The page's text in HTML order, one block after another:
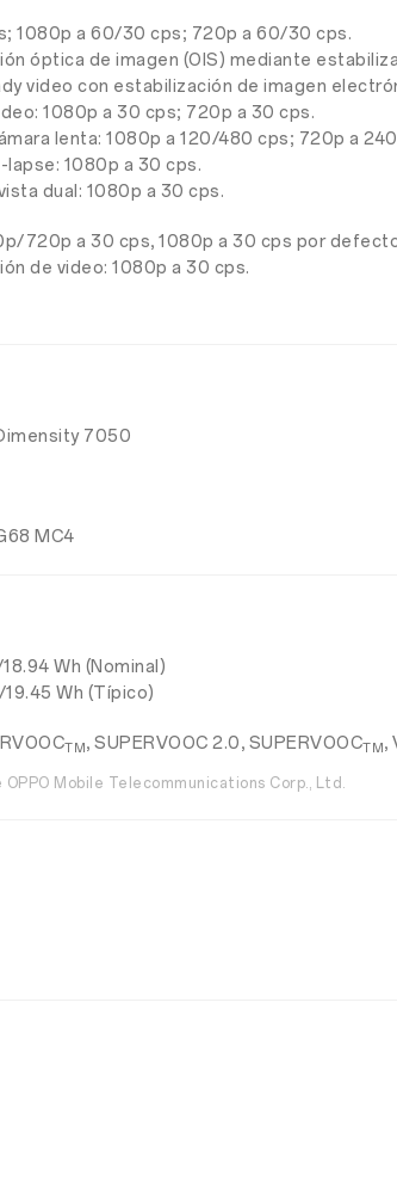
1080p a 60/30 cps; 720p a 60/30 cps.
óptica de imagen (OIS) mediante
video con estabilización de imagen
1080p a 30 cps; 720p a 30 cps.
lenta: 1080p a 120/480 cps; 720p a
1080p a 30 cps.
dual: 1080p a 30 cps.
720p a 30 cps, 1080p a 30 cps por
de video: 1080p a 30 cps.
7050
MC4
Wh (Nominal)
Wh (Típico)
TM, SUPERVOOC 2.0, SUPERVOOCTM,
Mobile Telecommunications Corp., Ltd.